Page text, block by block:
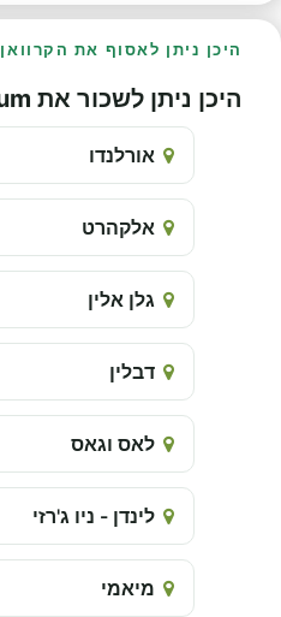
היכן ניתן לאסוף את הקרוואן
היכן ניתן לשכור את MD Medium
אורלנדו
אלקהרט
גלן אלין
דבלין
לאס וגאס
לינדן - ניו ג'רזי
מיאמי